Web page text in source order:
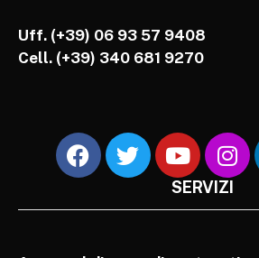
Uff. (+39) 06 93 57 9408
Cell. (+39) 340 681 9270
SERVIZI